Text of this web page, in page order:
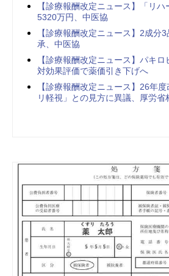
【診療報酬改定ニュース】「リ
5320万円、中医協
【診療報酬改定ニュース】2成分
承、中医協
【診療報酬改定ニュース】パキ
対効果評価で薬価引き下げへ
【診療報酬改定ニュース】26年
リ軽視」との見方に異議、厚労省